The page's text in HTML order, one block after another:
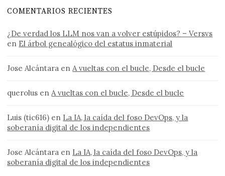
COMENTARIOS RECIENTES
¿De verdad los LLM nos van a volver estúpidos? – Versvs
en El árbol genealógico del estatus inmaterial
Jose Alcántara enA vueltas con el bucle, Desde el bucle
querolus enA vueltas con el bucle, Desde el bucle
Luis (tic616) en La IA, la caída del foso DevOps, y la
soberanía digital de los independientes
Jose Alcántara en La IA, la caída del foso DevOps, y la
soberanía digital de los independientes